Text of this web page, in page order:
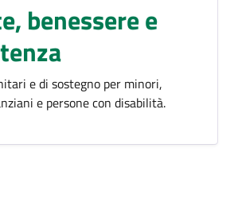
benessere e
e di sostegno per minori,
e persone con disabilità.